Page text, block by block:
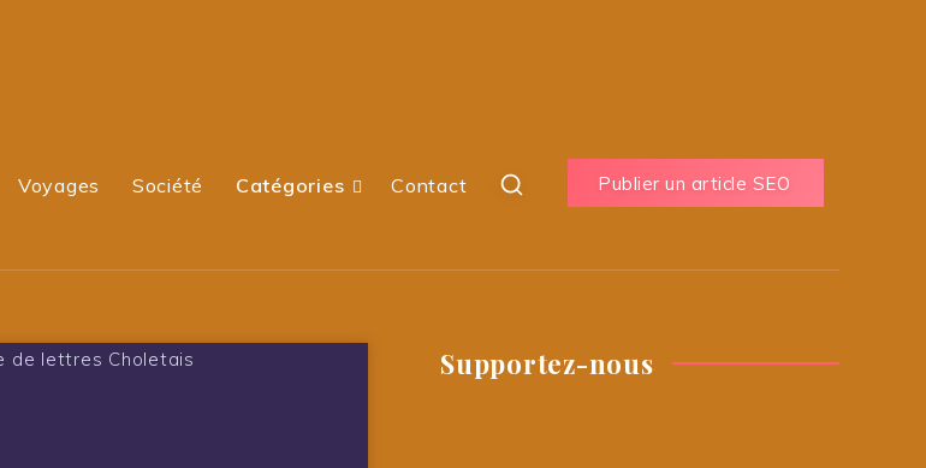
Voyages Société Catégories Contact Publier un article SEO
Supportez-nous